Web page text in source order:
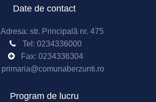
Date de contact
Adresa: str. Principală nr. 475
Tel: 0234336000
Fax: 0234336304
primaria@comunaberzunti.ro
Program de lucru